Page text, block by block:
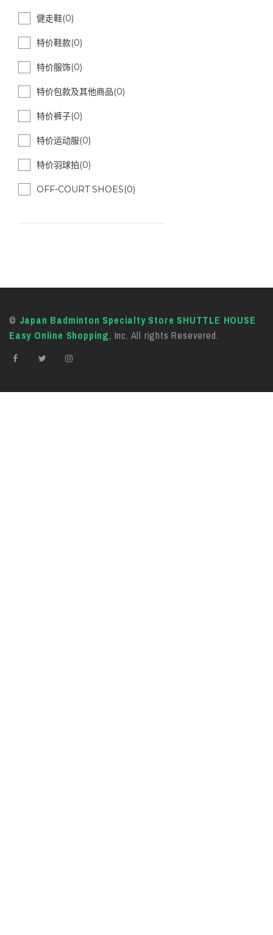
健走鞋(0)
特价鞋款(0)
特价服饰(0)
特价包款及其他商品(0)
特价裤子(0)
特价运动服(0)
特价羽球拍(0)
OFF-COURT SHOES(0)
© Japan Badminton Specialty Store SHUTTLE HOUSE
Easy Online Shopping, Inc. All rights Resevered.